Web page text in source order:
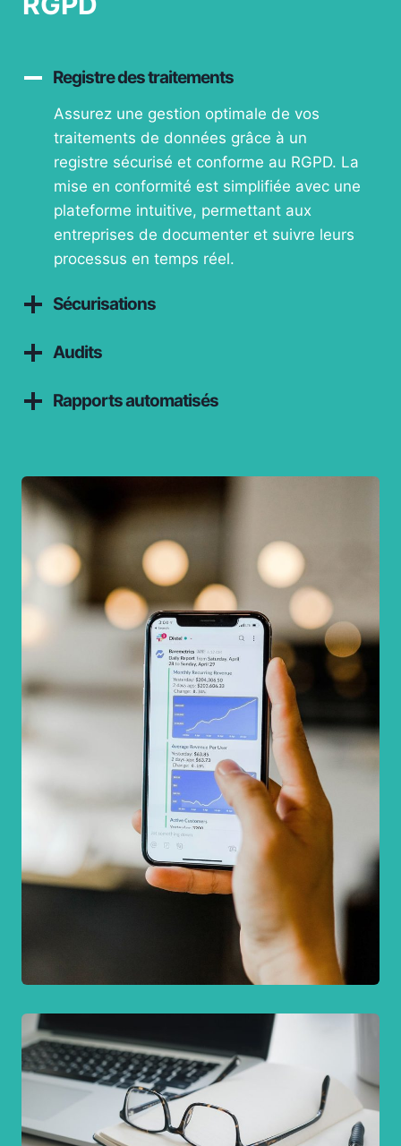
Registre des traitements
Assurez une gestion optimale de vos
traitements de données grâce à un
registre sécurisé et conforme au RGPD. La
mise en conformité est simplifiée avec une
plateforme intuitive, permettant aux
entreprises de documenter et suivre leurs
processus en temps réel.
Sécurisations
Audits
Rapports automatisés